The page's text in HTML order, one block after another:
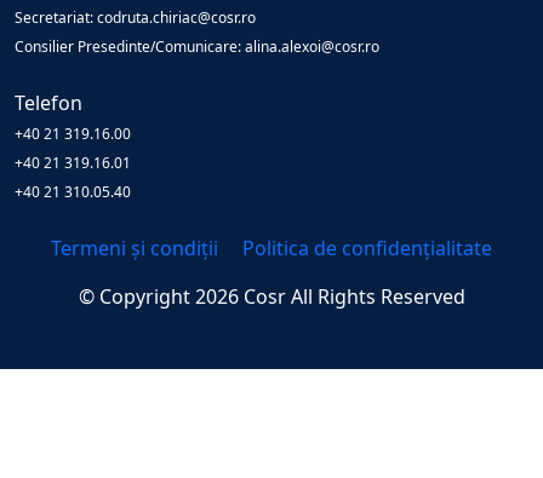
Secretariat: codruta.chiriac@cosr.ro
Consilier Presedinte/Comunicare: alina.alexoi@cosr.ro
Telefon
+40 21 319.16.00
+40 21 319.16.01
+40 21 310.05.40
Termeni și condiții
Politica de confidențialitate
© Copyright2026 CosrAll Rights Reserved